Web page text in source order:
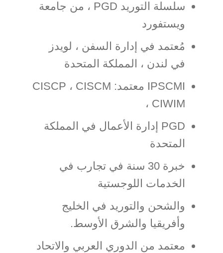
سلسلة التوريد PGD ، من جامعة
ويستفورد
مُعتمد في إدارة السفن ، لويدز
في لندن ، المملكة المتحدة
IPSCMI معتمد: CISCP ، CISCM
، CIWIM
PGD إدارة الأعمال في المملكة
المتحدة
خبرة 30 سنة في تجارب في
الخدمات اللوجستية
والشحن والتوريد في الخليج
وأفريقيا والشرق الأوسط.
معتمد من الدوري العربي والاتحاد